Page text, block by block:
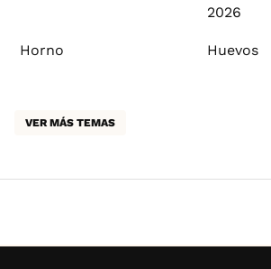
2026
Horno Huevos
VER MÁS TEMAS